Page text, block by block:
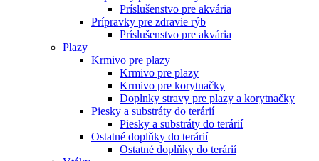
Príslušenstvo pre akvária
Prípravky pre zdravie rýb
Príslušenstvo pre akvária
Plazy
Krmivo pre plazy
Krmivo pre plazy
Krmivo pre korytnačky
Doplnky stravy pre plazy a korytnačky
Piesky a substráty do terárií
Piesky a substráty do terárií
Ostatné doplňky do terárií
Ostatné doplňky do terárií